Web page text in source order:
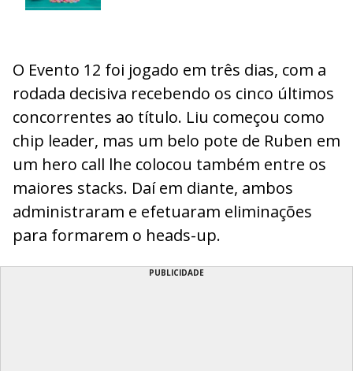
O Evento 12 foi jogado em três dias, com a
rodada decisiva recebendo os cinco últimos
concorrentes ao título. Liu começou como
chip leader, mas um belo pote de Ruben em
um hero call lhe colocou também entre os
maiores stacks. Daí em diante, ambos
administraram e efetuaram eliminações
para formarem o heads-up.
PUBLICIDADE